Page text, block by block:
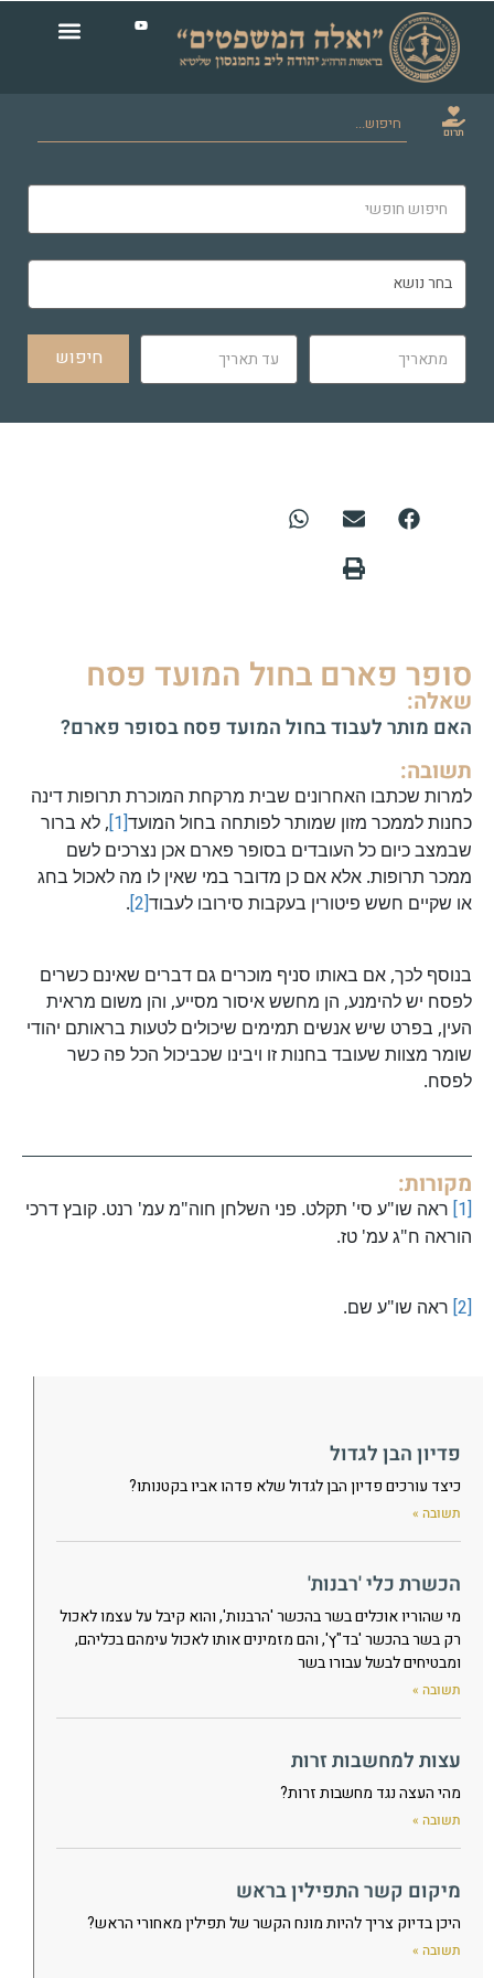
תרום
חיפוש
פדיון הבן לגדול
כיצד עורכים פדיון הבן לגדול שלא פדהו אביו בקטנותו?
תשובה »
הכשרת כלי 'רבנות'
מי שהוריו אוכלים בשר בהכשר 'הרבנות', והוא קיבל על עצמו לאכול
רק בשר בהכשר 'בד"ץ', והם מזמינים אותו לאכול עימהם בכליהם,
ומבטיחים לבשל עבורו בשר
תשובה »
עצות למחשבות זרות
מהי העצה נגד מחשבות זרות?
תשובה »
מיקום קשר התפילין בראש
היכן בדיוק צריך להיות מונח הקשר של תפילין מאחורי הראש?
תשובה »
סופר פארם בחול המועד פסח
שאלה:
האם מותר לעבוד בחול המועד פסח בסופר פארם?
תשובה:
למרות שכתבו האחרונים שבית מרקחת המוכרת תרופות דינה
כחנות לממכר מזון שמותר לפותחה בחול המועד[1]
, לא ברור
שבמצב כיום כל העובדים בסופר פארם אכן נצרכים לשם
ממכר תרופות. אלא אם כן מדובר במי שאין לו מה לאכול בחג
או שקיים חשש פיטורין בעקבות סירובו לעבוד[2]
.
בנוסף לכך, אם באותו סניף מוכרים גם דברים שאינם כשרים
לפסח יש להימנע, הן מחשש איסור מסייע, והן משום מראית
העין, בפרט שיש אנשים תמימים שיכולים לטעות בראותם יהודי
שומר מצוות שעובד בחנות זו ויבינו שכביכול הכל פה כשר
לפסח.
מקורות:
[1]
ראה שו"ע סי' תקלט. פני השלחן חוה"מ עמ' רנט. קובץ דרכי
הוראה ח"ג עמ' טז.
[2] ראה שו"ע שם.